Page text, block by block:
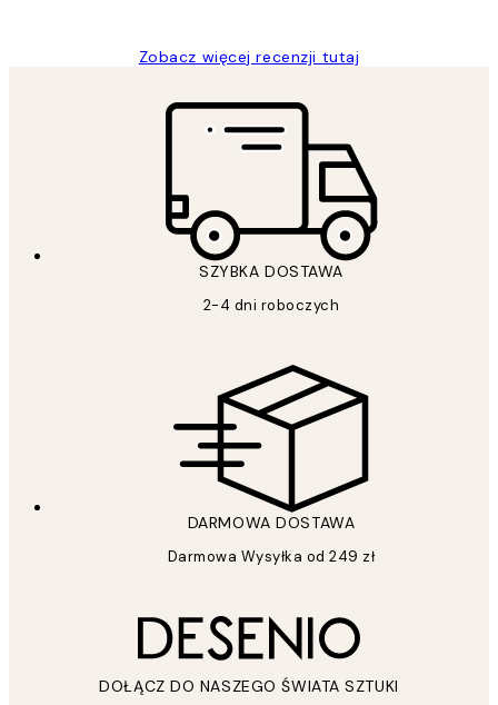
Zobacz więcej recenzji tutaj
SZYBKA DOSTAWA
2-4 dni roboczych
DARMOWA DOSTAWA
Darmowa Wysyłka od 249 zł
DOŁĄCZ DO NASZEGO ŚWIATA SZTUKI